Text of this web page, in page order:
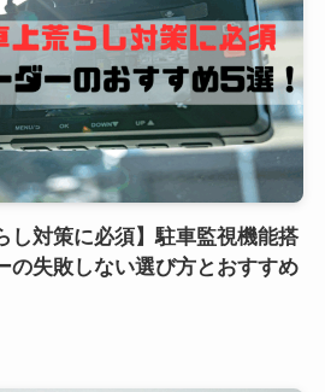
し対策に必須】駐車監視機能搭
の失敗しない選び方とおすすめ